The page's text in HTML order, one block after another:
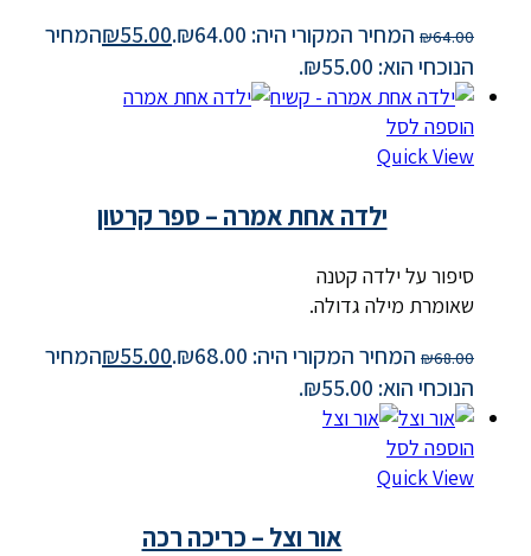
₪64.00 המחיר המקורי היה: ₪64.00. ₪55.00
המחיר
הנוכחי הוא: ₪55.00.
הוספה לסל
Quick View
ילדה אחת אמרה – ספר קרטון
סיפור על ילדה קטנה
שאומרת מילה גדולה.
₪68.00 המחיר המקורי היה: ₪68.00. ₪55.00
המחיר
הנוכחי הוא: ₪55.00.
הוספה לסל
Quick View
אור וצל – כריכה רכה